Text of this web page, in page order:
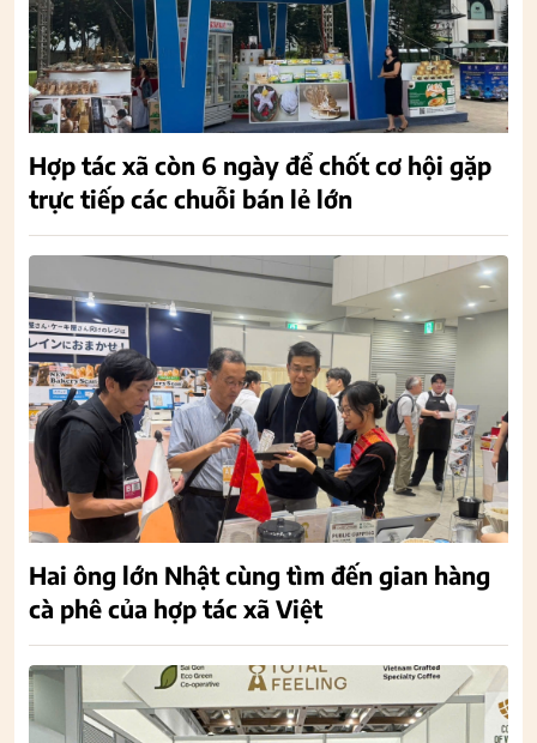
Hợp tác xã còn 6 ngày để chốt cơ hội gặp
trực tiếp các chuỗi bán lẻ lớn
Hai ông lớn Nhật cùng tìm đến gian hàng
cà phê của hợp tác xã Việt